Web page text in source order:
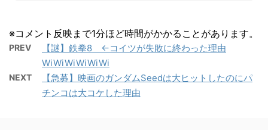
※コメント反映まで1分ほど時間がかかることがあります。
PREV
【謎】鉄拳8 ←コイツが失敗に終わった理由
WiWiWiWiWiWi
NEXT
【急募】映画のガンダムSeedは大ヒットしたのにパ
チンコは大コケした理由